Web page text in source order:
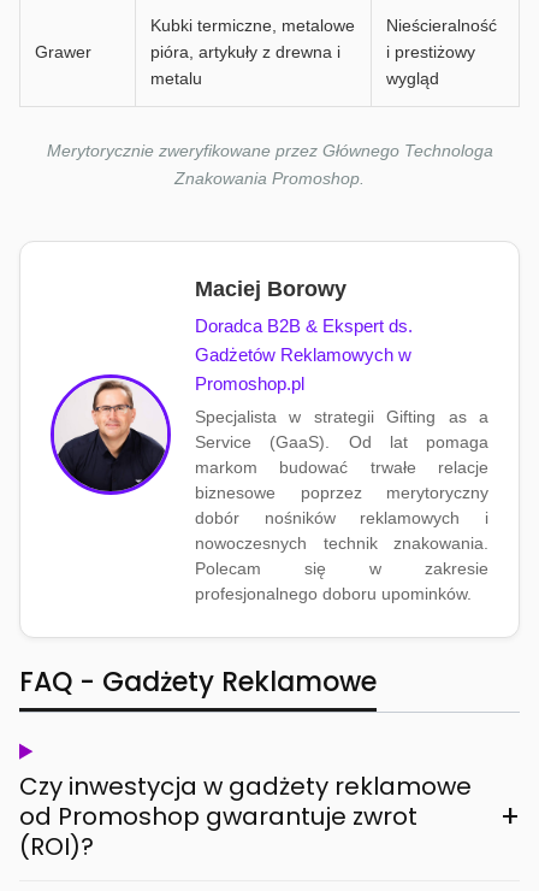
Grawer
Kubki termiczne, metalowe
pióra, artykuły z drewna i
metalu
Nieścieralność
i prestiżowy
wygląd
Merytorycznie zweryfikowane przez Głównego Technologa
Znakowania Promoshop.
Maciej Borowy
Doradca B2B & Ekspert ds.
Gadżetów Reklamowych w
Promoshop.pl
Specjalista w strategii Gifting as a
Service (GaaS). Od lat pomaga
markom budować trwałe relacje
biznesowe poprzez merytoryczny
dobór nośników reklamowych i
nowoczesnych technik znakowania.
Polecam się w zakresie
profesjonalnego doboru upominków.
FAQ - Gadżety Reklamowe
Czy inwestycja w gadżety reklamowe
od Promoshop gwarantuje zwrot
(ROI)?
+